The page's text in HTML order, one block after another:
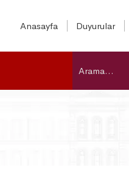
Anasayfa Duyurular